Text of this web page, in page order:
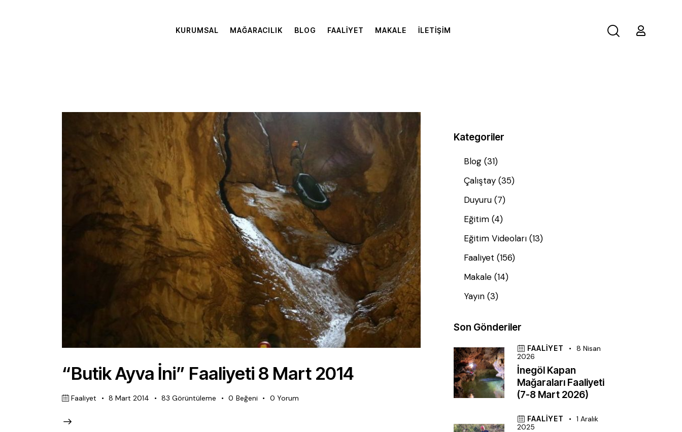
KURUMSAL MAĞARACILIK BLOG FAALIYET MAKALE İLETIŞIM
“Butik Ayva İni” Faaliyeti 8 Mart 2014
Faaliyet 8 Mart 2014 83 Görüntüleme 0 Beğeni 0 Yorum
Kategoriler
Blog (31)
Çalıştay (35)
Duyuru (7)
Eğitim (4)
Eğitim Videoları (13)
Faaliyet (156)
Makale (14)
Yayın (3)
Son Gönderiler
FAALIYET
8 Nisan
2026
İnegöl Kapan
Mağaraları Faaliyeti
(7-8 Mart 2026)
FAALIYET
1 Aralık
2025